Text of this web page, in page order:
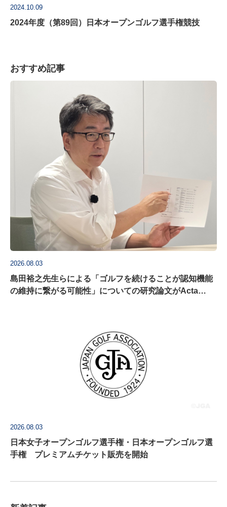
2024.10.09
2024年度（第89回）日本オープンゴルフ選手権競技
おすすめ記事
2026.08.03
島田裕之先生らによる「ゴルフを続けることが認知機能
の維持に繋がる可能性」についての研究論文がActa
2026.08.03
日本女子オープンゴルフ選手権・日本オープンゴルフ選
手権 プレミアムチケット販売を開始